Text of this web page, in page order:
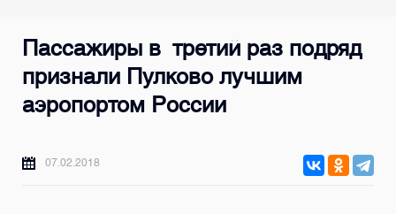
Пассажиры в третий раз подряд
признали Пулково лучшим
аэропортом России
07.02.2018